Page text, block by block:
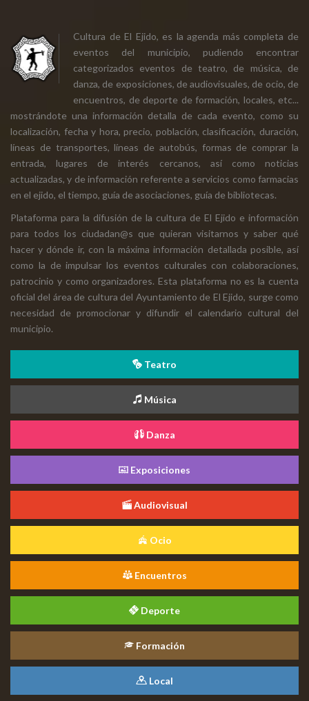
Cultura de El Ejido, es la agenda más completa de
eventos del municipio, pudiendo encontrar
categorizados eventos de teatro, de música, de
danza, de exposiciones, de audiovisuales, de ocio, de
encuentros, de deporte de formación, locales, etc...
mostrándote una información detalla de cada evento, como su
localización, fecha y hora, precio, población, clasificación, duración,
líneas de transportes, líneas de autobús, formas de comprar la
entrada, lugares de interés cercanos, así como noticias
actualizadas, y de información referente a servicios como farmacias
en el ejido, el tiempo, guía de asociaciones, guía de bibliotecas.
Plataforma para la difusión de la cultura de El Ejido e información
para todos los ciudadan@s que quieran visitarnos y saber qué
hacer y dónde ir, con la máxima información detallada posible, así
como la de impulsar los eventos culturales con colaboraciones,
patrocinio y como organizadores. Esta plataforma no es la cuenta
oficial del área de cultura del Ayuntamiento de El Ejido, surge como
necesidad de promocionar y difundir el calendario cultural del
municipio.
Teatro
Música
Danza
Exposiciones
Audiovisual
Ocio
Encuentros
Deporte
Formación
Local